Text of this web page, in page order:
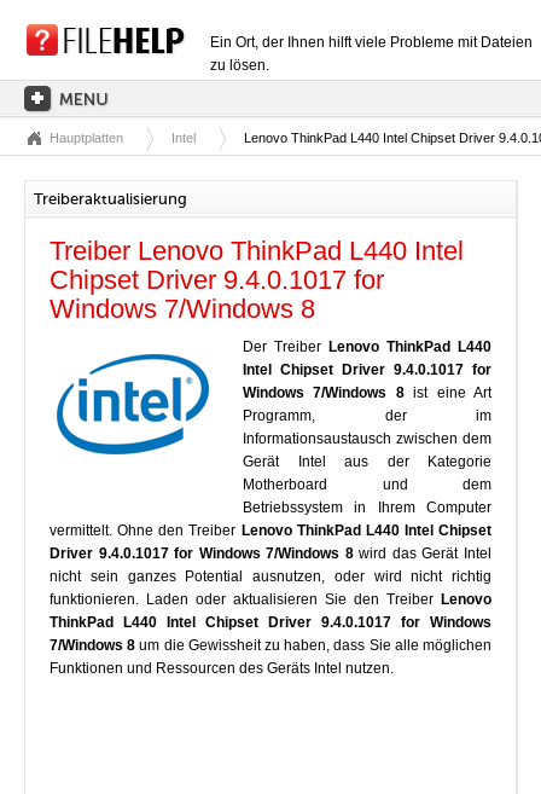
Ein Ort, der Ihnen hilft viele Probleme mit Dateien
zu lösen.
HAUPTSEITE
EXTENSIONSKATEGORIEN
DLL-DATEIEN
DATEIKONVERTIERUNGEN
PROGRAMME
Hauptplatten Intel Lenovo ThinkPad L440 Intel Chipset Driver
Treiberaktualisierung
Treiber Lenovo ThinkPad L440 Intel
Chipset Driver 9.4.0.1017 for
Windows 7/Windows 8
Der Treiber Lenovo ThinkPad L440
Intel Chipset Driver 9.4.0.1017 for
Windows 7/Windows 8ist eine Art
Programm, der im
Informationsaustausch zwischen dem
Gerät Intel aus der Kategorie
Motherboard und dem
Betriebssystem in Ihrem Computer
vermittelt. Ohne den Treiber Lenovo ThinkPad L440 Intel Chipset
Driver 9.4.0.1017 for Windows 7/Windows 8wird das Gerät Intel
nicht sein ganzes Potential ausnutzen, oder wird nicht richtig
funktionieren. Laden oder aktualisieren Sie den Treiber Lenovo
ThinkPad L440 Intel Chipset Driver 9.4.0.1017 for Windows
7/Windows 8 um die Gewissheit zu haben, dass Sie alle möglichen
Funktionen und Ressourcen des Geräts Intel nutzen.